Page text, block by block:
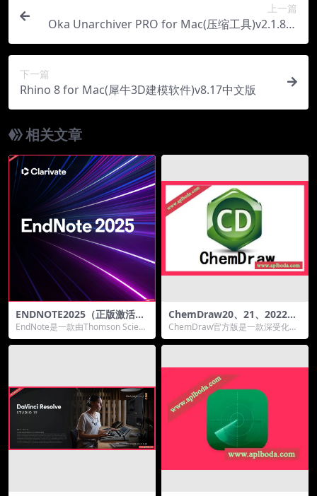
上一篇
Oka Unarchiver PRO for Mac(压缩工具)v2.1.8中
文版
下一篇
Rhino 8 for Mac(犀牛3D建模软件)v8.17中文版
相关文章
ENDNOTE2025（正版激活
码）支持windows/mac
EndNote是一款由Thomson Scienti
fic公司研究开发的一款文献...
ChemDraw20、21、2022、
2023官方版化学绘图软件支持
windows
ChemDraw官方版是一款深受化学
研究者青睐的化学绘图软件。它不
仅提供了全面的...